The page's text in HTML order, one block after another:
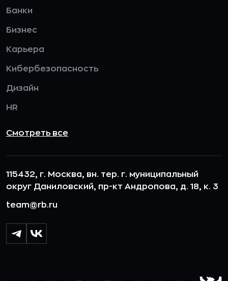
Банки
Бизнес
Карьера
Кибербезопасность
Дизайн
HR
Смотреть все
115432, г. Москва, вн. тер. г. муниципальный
округ Даниловский, пр-кт Андропова, д. 18, к. 3
team@rb.ru